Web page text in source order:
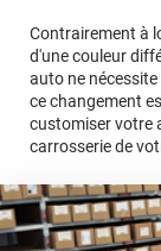
Contrairement à
d'une couleur
auto ne
ce changement
customiser votre
carrosserie de
Multipliez
commerciaux
Le covering
Le covering